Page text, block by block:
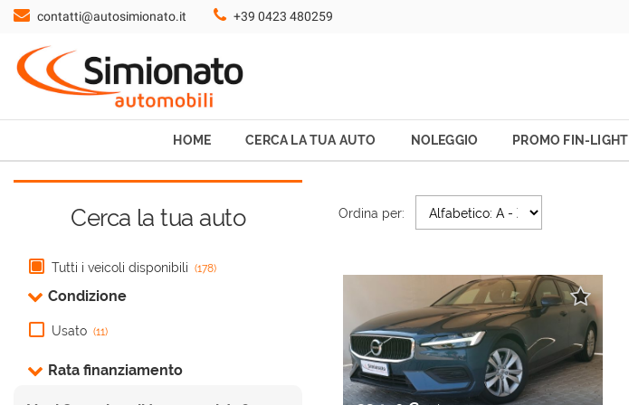
HOME
CERCA LA TUA AUTO
PROMO FIN-LIGHT
CONTATTI
contatti@autosimionato.it +39 0423 480259
HOME CERCA LA TUA AUTO NOLEGGIO PROMO FIN-LIGHT
Cerca la tua auto
Tutti i veicoli disponibili (178)
Condizione
Usato (11)
Rata finanziamento
Ordina per: